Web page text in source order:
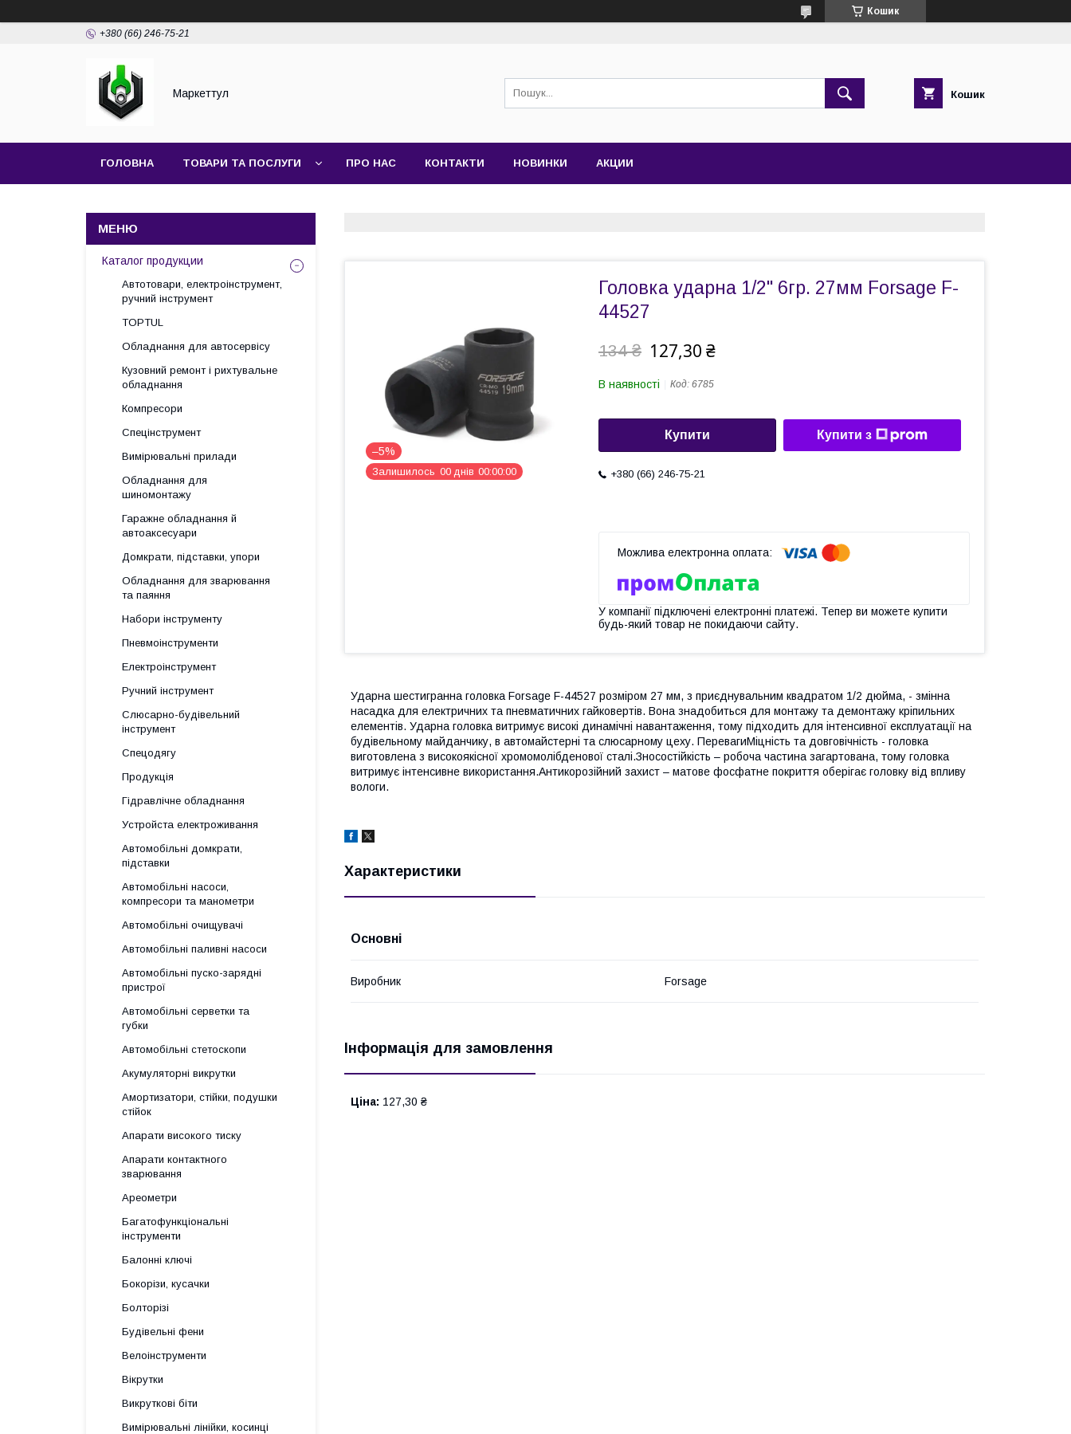
Кошик
+380 (66) 246-75-21
Маркеттул Кошик
ГОЛОВНА ТОВАРИ ТА ПОСЛУГИ ПРО НАС КОНТАКТИ НОВИНКИ АКЦИИ
–5%
Залишилось 00 днів 00 00 00
Головка ударна 1/2" 6гр. 27мм Forsage F-
44527
134 ₴ 127,30 ₴
В наявності Код: 6785
Купити Купити з
+380 (66) 246-75-21
У компанії підключені електронні платежі. Тепер ви можете купити
будь-який товар не покидаючи сайту.
Ударна шестигранна головка Forsage F-44527 розміром 27 мм, з приєднувальним квадратом 1/2 дюймa, - змінна
насадка для електричних та пневматичних гайковертів. Вона знадобиться для монтажу та демонтажу кріпильних
елементів. Ударна головка витримує високі динамічні навантаження, тому підходить для інтенсивної експлуатації на
будівельному майданчику, в автомайстерні та слюсарному цеху. ПеревагиМіцність та довговічність - головка
виготовлена з високоякісної хромомолібденової сталі.Зносостійкість – робоча частина загартована, тому головка
витримує інтенсивне використання.Антикорозійний захист – матове фосфатне покриття оберігає головку від впливу
вологи.
Характеристики
Основні
Виробник Forsage
Інформація для замовлення
Ціна: 127,30 ₴
Каталог продукции
Автотовари, електроінструмент,
ручний інструмент
TOPTUL
Обладнання для автосервісу
Кузовний ремонт і рихтувальне
обладнання
Компресори
Спецінструмент
Вимірювальні прилади
Обладнання для
шиномонтажу
Гаражне обладнання й
автоаксесуари
Домкрати, підставки, упори
Обладнання для зварювання
та паяння
Набори інструменту
Пневмоінструменти
Електроінструмент
Ручний інструмент
Слюсарно-будівельний
інструмент
Спецодягу
Продукція
Гідравлічне обладнання
Уcтpoйстa елeктpoживання
Автомобільні домкрати,
підставки
Автомобільні насоси,
компресори та манометри
Автомобільні очищувачі
Автомобільні паливні насоси
Автомобільні пуско-зарядні
пристрої
Автомобільні серветки та
губки
Автомобільні стетоскопи
Акумуляторні викрутки
Амортизатори, стійки, подушки
стійок
Апарати високого тиску
Апарати контактного
зварювання
Ареометри
Багатофункціональні
інструменти
Балонні ключі
Бокорізи, кусачки
Болторізі
Будівельні фени
Велоінструменти
Вікрутки
Викруткові біти
Вимірювальні лінійки, косинці